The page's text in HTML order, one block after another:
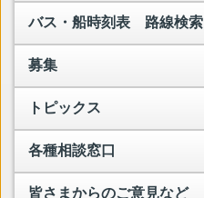
バス・船時刻表 路線検索
募集
トピックス
各種相談窓口
皆さまからのご意見など